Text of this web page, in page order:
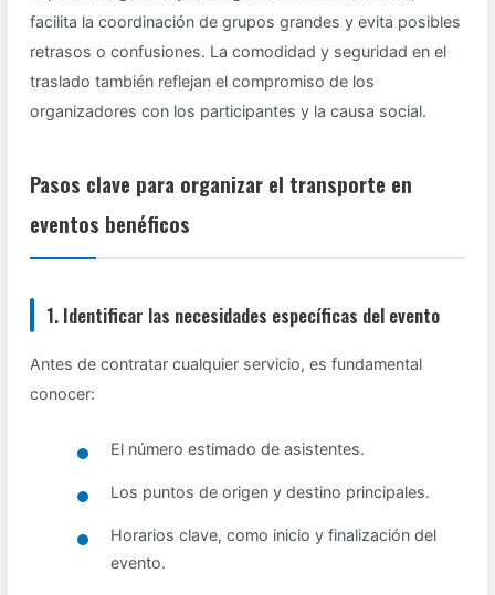
facilita la coordinación de grupos grandes y evita posibles
retrasos o confusiones. La comodidad y seguridad en el
traslado también reflejan el compromiso de los
organizadores con los participantes y la causa social.
Pasos clave para organizar el transporte en
eventos benéficos
1. Identificar las necesidades específicas del evento
Antes de contratar cualquier servicio, es fundamental
conocer:
El número estimado de asistentes.
Los puntos de origen y destino principales.
Horarios clave, como inicio y finalización del
evento.